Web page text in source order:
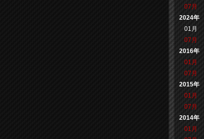
07月
2024年
01月
07月
2016年
01月
07月
2015年
01月
07月
2014年
01月